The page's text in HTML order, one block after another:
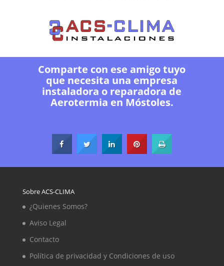
Comparte con ese amigo tuyo
que necesita una empresa
instaladora o reparadora de
Aerotermia en Móstoles.
Sobre ACS-CLIMA
¿Quienes Somos?
Aviso Legal
Contacto
Política de privacidad y Condiciones de uso